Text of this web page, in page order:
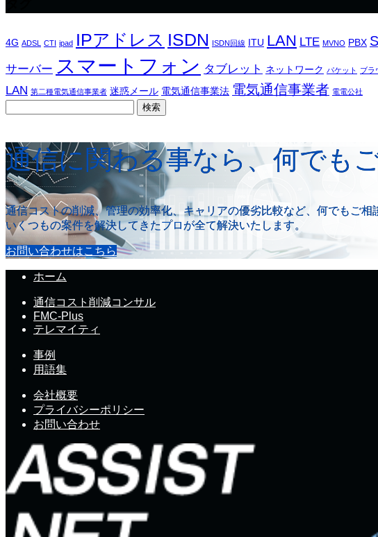
4G ADSL CTI ipad IPアドレス ISDN ISDN回線 ITU LAN LTE MVNO PBX
サーバー スマートフォン タブレット ネットワーク パケット ブラ
LAN 第二種電気通信事業者 迷惑メール 電気通信事業法 電気通信事業者 電電公社
通信に関わる事なら、何でも
通信コストの削減、管理の効率化、キャリアの優劣比較など、何でもご相
いくつもの案件を解決してきたプロが全て解決いたします。
お問い合わせはこちら
ホーム
通信コスト削減コンサル
FMC-Plus
テレマイティ
事例
用語集
会社概要
プライバシーポリシー
お問い合わせ